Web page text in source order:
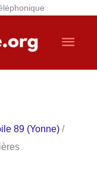
89 (Yonne) /